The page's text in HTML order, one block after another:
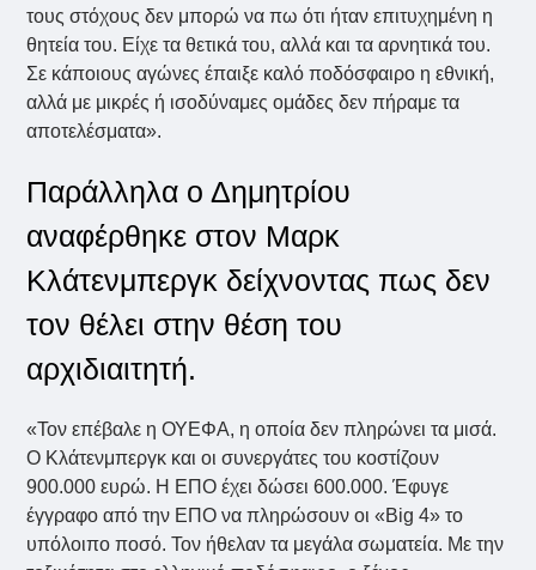
τους στόχους δεν μπορώ να πω ότι ήταν επιτυχημένη η
θητεία του. Είχε τα θετικά του, αλλά και τα αρνητικά του.
Σε κάποιους αγώνες έπαιξε καλό ποδόσφαιρο η εθνική,
αλλά με μικρές ή ισοδύναμες ομάδες δεν πήραμε τα
αποτελέσματα».
Παράλληλα ο Δημητρίου
αναφέρθηκε στον Μαρκ
Κλάτενμπεργκ δείχνοντας πως δεν
τον θέλει στην θέση του
αρχιδιαιτητή.
«Τον επέβαλε η ΟΥΕΦΑ, η οποία δεν πληρώνει τα μισά.
Ο Κλάτενμπεργκ και οι συνεργάτες του κοστίζουν
900.000 ευρώ. Η ΕΠΟ έχει δώσει 600.000. Έφυγε
έγγραφο από την ΕΠΟ να πληρώσουν οι «Big 4» το
υπόλοιπο ποσό. Τον ήθελαν τα μεγάλα σωματεία. Με την